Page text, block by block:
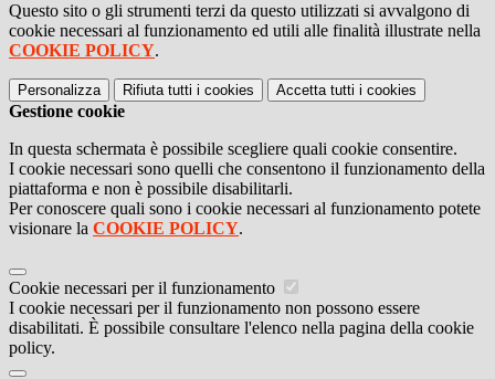
Questo sito o gli strumenti terzi da questo utilizzati si avvalgono di
cookie necessari al funzionamento ed utili alle finalità illustrate nella
COOKIE POLICY.
Personalizza Rifiuta tutti i cookies Accetta tutti i cookies
Gestione cookie
In questa schermata è possibile scegliere quali cookie consentire.
I cookie necessari sono quelli che consentono il funzionamento della
piattaforma e non è possibile disabilitarli.
Per conoscere quali sono i cookie necessari al funzionamento potete
visionare la COOKIE POLICY.
Cookie necessari per il funzionamento
I cookie necessari per il funzionamento non possono essere
disabilitati. È possibile consultare l'elenco nella pagina della cookie
policy.